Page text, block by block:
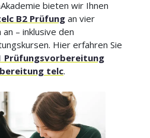
bieten wir Ihnen
B2 Prüfung an vier
– inklusive den
Hier erfahren Sie
Prüfungsvorbereitung
telc.